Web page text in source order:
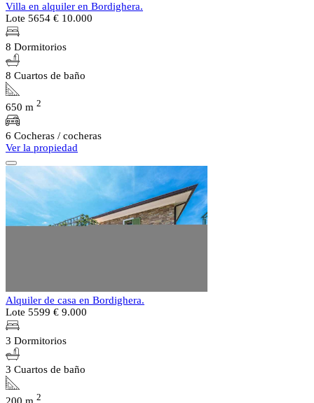
Villa en alquiler en Bordighera.
Lote 5654 € 10.000
8 Dormitorios
8 Cuartos de baño
650 m 2
6 Cocheras / cocheras
Ver la propiedad
Alquiler de casa en Bordighera.
Lote 5599 € 9.000
3 Dormitorios
3 Cuartos de baño
2